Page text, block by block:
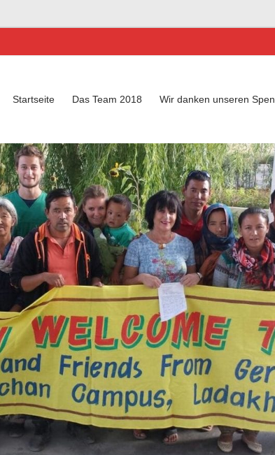
Startseite Das Team 2018 Wir danken unseren